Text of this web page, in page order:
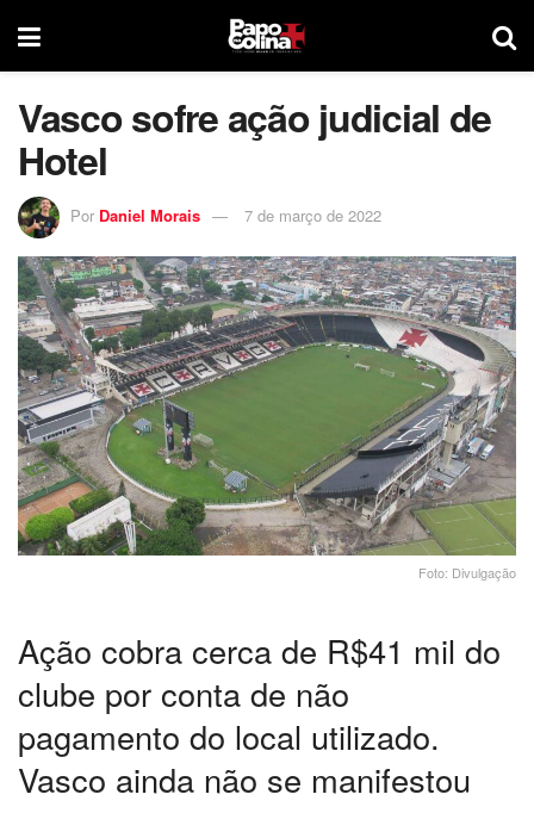
Vasco sofre ação judicial de
Hotel
Por Daniel Morais 7 de março de 2022
Foto: Divulgação
Ação cobra cerca de R$41 mil do
clube por conta de não
pagamento do local utilizado.
Vasco ainda não se manifestou